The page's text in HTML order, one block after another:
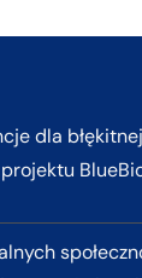
dla